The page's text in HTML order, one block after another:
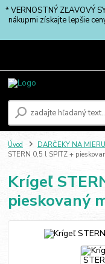
* VERNOSTNÝ ZĽAVOVÝ
nákupmi získajte lepšie
Úvod DARČEKY NA MIERU
STERN 0,5 l SPITZ +
Krígeľ
pieskovaný